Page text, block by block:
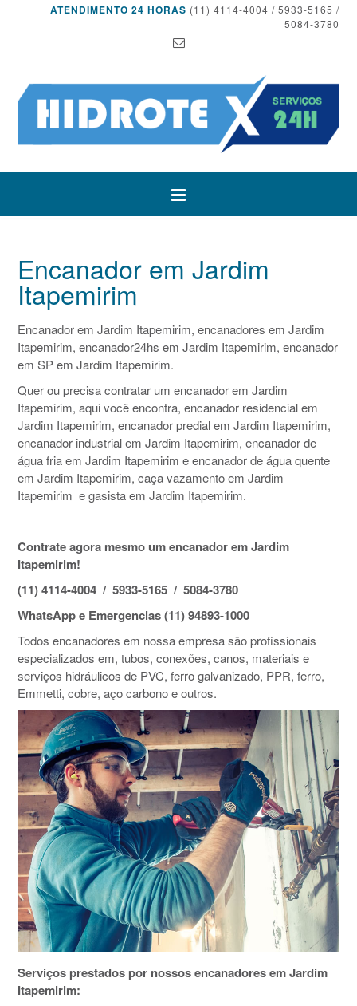
ATENDIMENTO 24 HORAS (11) 4114-4004 / 5933-5165 /
5084-3780
Encanador em Jardim
Itapemirim
Encanador em Jardim Itapemirim, encanadores em Jardim
Itapemirim, encanador24hs em Jardim Itapemirim, encanador
em SP em Jardim Itapemirim.
Quer ou precisa contratar um encanador em Jardim
Itapemirim, aqui você encontra, encanador residencial em
Jardim Itapemirim, encanador predial em Jardim Itapemirim,
encanador industrial em Jardim Itapemirim, encanador de
água fria em Jardim Itapemirim e encanador de água quente
em Jardim Itapemirim, caça vazamento em Jardim
Itapemirim e gasista em Jardim Itapemirim.
Contrate agora mesmo um encanador em Jardim
Itapemirim!
(11) 4114-4004 / 5933-5165 / 5084-3780
WhatsApp e Emergencias (11) 94893-1000
Todos encanadores em nossa empresa são profissionais
especializados em, tubos, conexões, canos, materiais e
serviços hidráulicos de PVC, ferro galvanizado, PPR, ferro,
Emmetti, cobre, aço carbono e outros.
Serviços prestados por nossos encanadores em Jardim
Itapemirim: